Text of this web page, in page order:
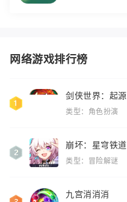
网络游戏排行榜
剑侠世界：起源
类型：角色扮演
崩坏：星穹铁道
类型：冒险解谜
九宫消消消